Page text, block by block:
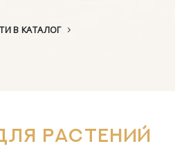
В КАТАЛОГ
РАСТЕНИЙ